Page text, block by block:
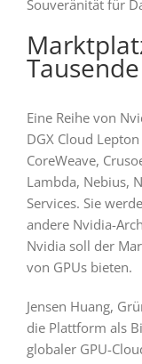
Souveränität für
Eine Reihe von
DGX Cloud
CoreWeave,
Lambda, Nebius,
Services. Sie
andere Nvidia-
Nvidia soll der
von GPUs bieten.
Jensen Huang,
die Plattform als
globaler GPU-